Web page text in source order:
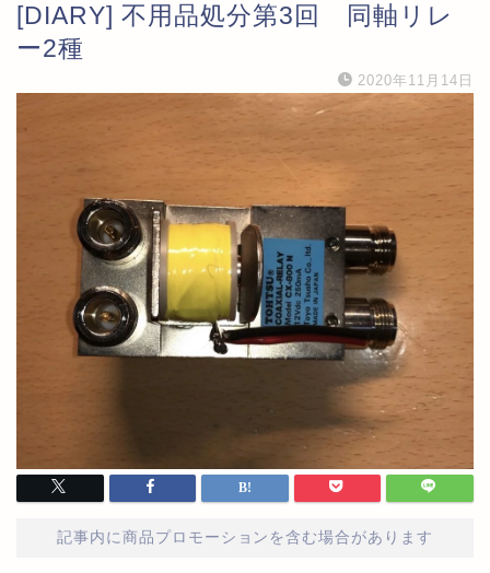
[DIARY] 不用品処分第3回 同軸リレ
ー2種
2020年11月14日
記事内に商品プロモーションを含む場合があります